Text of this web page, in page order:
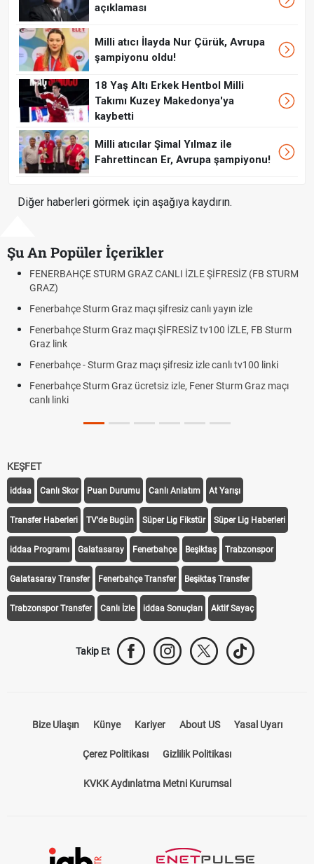
açıklaması
Milli atıcı İlayda Nur Çürük, Avrupa
şampiyonu oldu!
18 Yaş Altı Erkek Hentbol Milli
Takımı Kuzey Makedonya'ya
kaybetti
Milli atıcılar Şimal Yılmaz ile
Fahrettincan Er, Avrupa şampiyonu!
Diğer haberleri görmek için aşağıya kaydırın.
Şu An Popüler İçerikler
ŞİFRESİZ (FB STURM
yayın izle
tv100 İZLE, FB Sturm
canlı tv100 linki
Sturm Graz maçı
Fındık Fiyatı Açıklandı mı? 2026 TMO
Altın Yükselecek mi, Yükselir mi? Altın
Beklentiler
Rövanşı Saat Kaçta, Hangi Kanalda?
Off Tarihi Belli Oldu
KEŞFET
iddaa Canlı Skor Puan Durumu Canlı Anlatım At Yarışı
Transfer Haberleri TV'de Bugün Süper Lig Fikstür Süper Lig Haberleri
iddaa Programı Galatasaray Fenerbahçe Beşiktaş Trabzonspor
Galatasaray Transfer Fenerbahçe Transfer Beşiktaş Transfer
Canlı İzle iddaa Sonuçları Aktif Sayaç
Künye Kariyer About US
Çerez Politikası Gizlilik Politikası